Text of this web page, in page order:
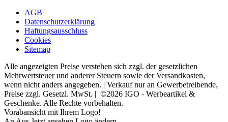
AGB
Datenschutzerklärung
Haftungsausschluss
Cookies
Sitemap
Alle angezeigten Preise verstehen sich zzgl. der gesetzlichen
Mehrwertsteuer und anderer Steuern sowie der Versandkosten,
wenn nicht anders angegeben. | Verkauf nur an Gewerbetreibende,
Preise zzgl. Gesetzl. MwSt. | ©2026 IGO - Werbeartikel &
Geschenke. Alle Rechte vorbehalten.
Vorabansicht mit Ihrem Logo!